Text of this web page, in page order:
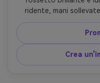
ridente, mani
audace renderizzato
riempito con ritagli di
vivida con
cornice, umore
collage artigianale,
Crea